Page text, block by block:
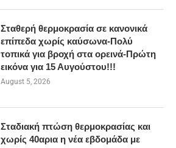
Σταθερή θερμοκρασία σε κανονικά
επίπεδα χωρίς καύσωνα-Πολύ
τοπικά για βροχή στα ορεινά-Πρώτη
εικόνα για 15 Αυγούστου!!!
August 5, 2026
Σταδιακή πτώση θερμοκρασίας και
χωρίς 40αρια η νέα εβδομάδα με